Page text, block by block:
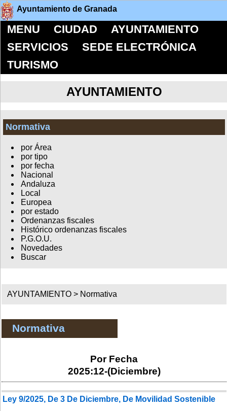
Ayuntamiento de Granada
MENU CIUDAD
AYUNTAMIENTO
SERVICIOS
SEDE ELECTRÓNICA
TURISMO
AYUNTAMIENTO
Normativa
por Área
por tipo
por fecha
Nacional
Andaluza
Local
Europea
por estado
Ordenanzas fiscales
Histórico ordenanzas fiscales
P.G.O.U.
Novedades
Buscar
AYUNTAMIENTO > Normativa
Normativa
Por Fecha
2025:12-(Diciembre)
Ley 9/2025, De 3 De Diciembre, De Movilidad Sostenible